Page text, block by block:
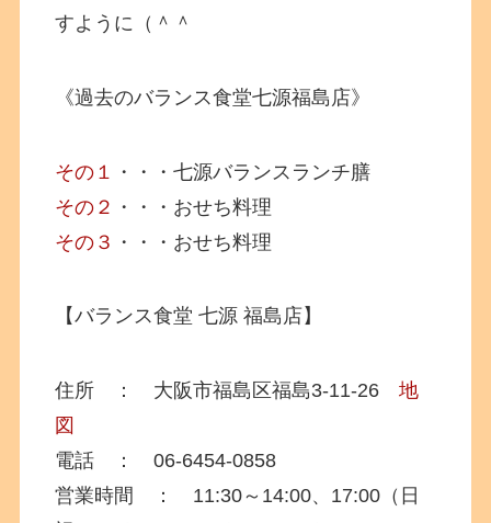
すように（＾＾
《過去のバランス食堂七源福島店》
その１ ・・・七源バランスランチ膳
その２ ・・・おせち料理
その３ ・・・おせち料理
【バランス食堂 七源 福島店】
住所 ： 大阪市福島区福島3-11-26地
図
電話 ： 06-6454-0858
営業時間 ： 11:30～14:00、17:00（日